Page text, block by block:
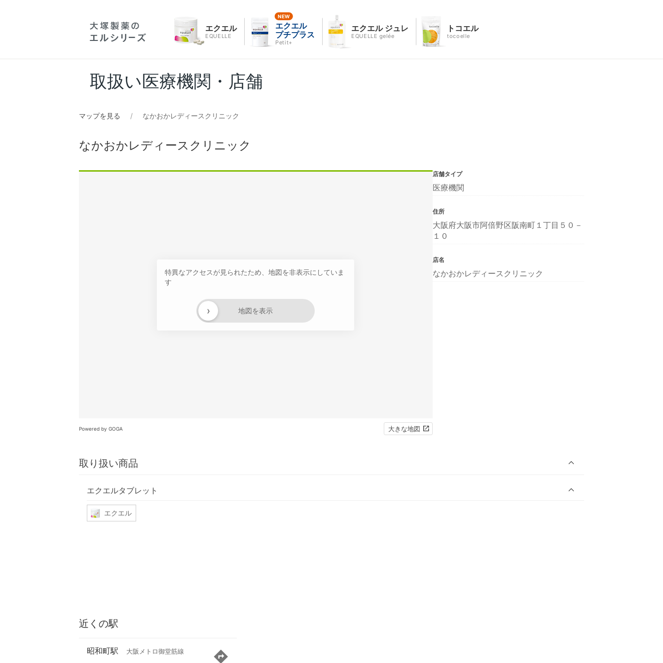
エクエル
EQUELLE
エクエル
プチプラス
Petit+
エクエル ジュレ
EQUELLE gelée
トコエル
tocoelle
取扱い医療機関・店舗
マップを見る なかおかレディースクリニック
なかおかレディースクリニック
特異なアクセスが見られたため、地図を非表示にしていま
す
地図を表示
›
Powered by GOGA 大きな地図
取り扱い商品
エクエルタブレット
エクエル
店舗タイプ
医療機関
住所
大阪府大阪市阿倍野区阪南町１丁目５０－
１０
店名
なかおかレディースクリニック
近くの駅
昭和町駅 大阪メトロ御堂筋線